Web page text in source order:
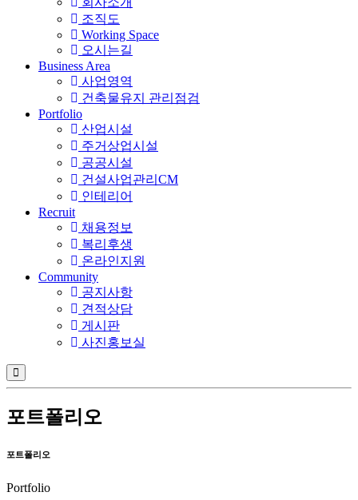
조직도
Working Space
오시는길
Business Area
사업영역
건축물유지 관리점검
Portfolio
산업시설
주거상업시설
공공시설
건설사업관리CM
인테리어
Recruit
채용정보
복리후생
온라인지원
Community
공지사항
견적상담
게시판
사진홍보실
포트폴리오
포트폴리오
Portfolio